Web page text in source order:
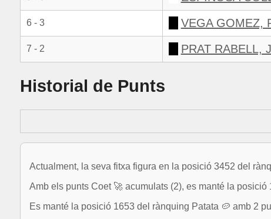
6 - 3 VEGA GOMEZ,
7 - 2 PRAT RABELL,
Historial de Punts
Actualment, la seva fitxa figura en la posició 3452 del
Amb els punts Coet 🚀 acumulats (2), es manté la posició
Es manté la posició 1653 del rànquing Patata 🥔 amb 2